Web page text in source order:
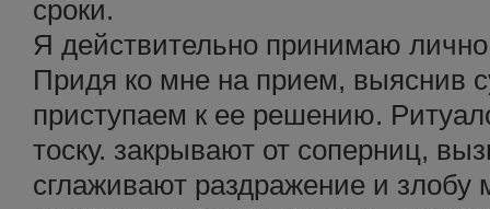
сроки.
Я действительно принимаю
Придя ко мне на прием, выяснив
приступаем к ее решению.
тоску. закрывают от соперниц,
сглаживают раздражение и злобу